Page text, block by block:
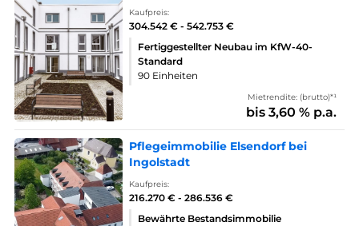
Kaufpreis:
304.542 € - 542.753 €
Fertiggestellter Neubau im KfW-40-
Standard
90 Einheiten
Mietrendite: (brutto)*¹
bis 3,60 % p.a.
Pflegeimmobilie Elsendorf bei
Ingolstadt
Kaufpreis:
216.270 € - 286.536 €
Bewährte Bestandsimmobilie